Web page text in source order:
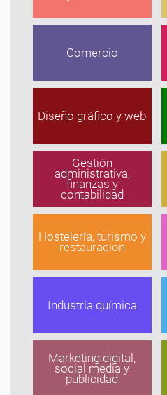
Comercio
Diseño gráfico y web
Gestión
administrativa,
finanzas y
contabilidad
Hostelería, turismo y
restauracion
Industria química
Marketing digital,
social media y
publicidad